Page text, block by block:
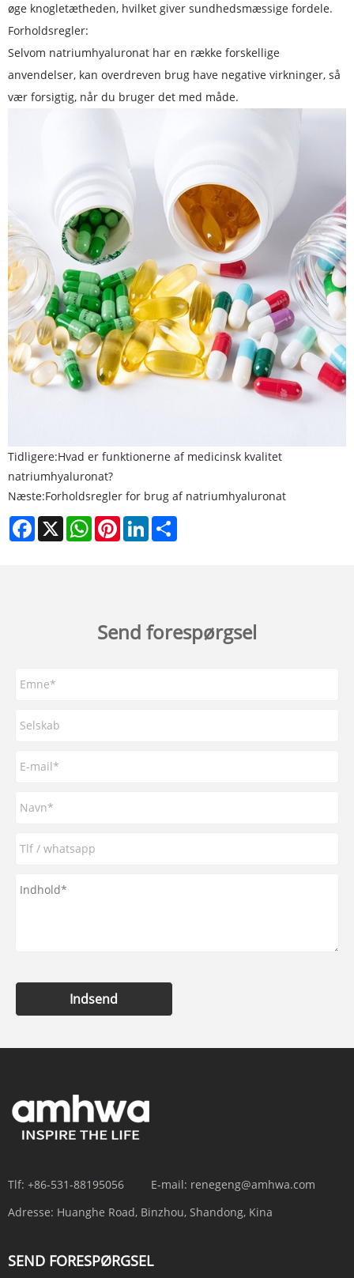
øge knogletætheden, hvilket giver sundhedsmæssige fordele.
Forholdsregler:
Selvom natriumhyaluronat har en række forskellige
anvendelser, kan overdreven brug have negative virkninger, så
vær forsigtig, når du bruger det med måde.
Tidligere:Hvad er funktionerne af medicinsk kvalitet
natriumhyaluronat?
Næste:Forholdsregler for brug af natriumhyaluronat
Facebook
X WhatsAppPinterestLinkedIn
Send forespørgsel
Indsend
Tlf: +86-531-88195056 E-mail: renegeng@amhwa.com
Adresse: Huanghe Road, Binzhou, Shandong, Kina
SEND FORESPØRGSEL